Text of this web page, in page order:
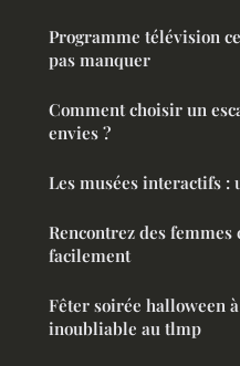
Programme télévision
pas manquer
Comment choisir un
envies ?
Les musées interactifs :
Rencontrez des
facilement
Fêter soirée halloween
inoubliable au tlmp